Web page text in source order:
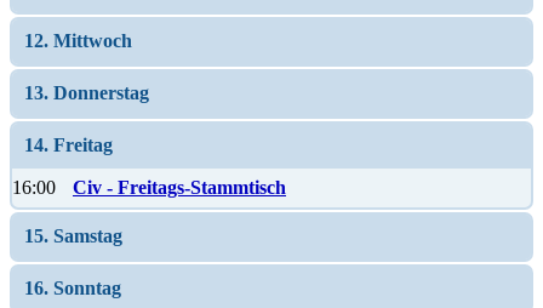
12. Mittwoch
13. Donnerstag
14. Freitag
16:00 Civ - Freitags-Stammtisch
15. Samstag
16. Sonntag